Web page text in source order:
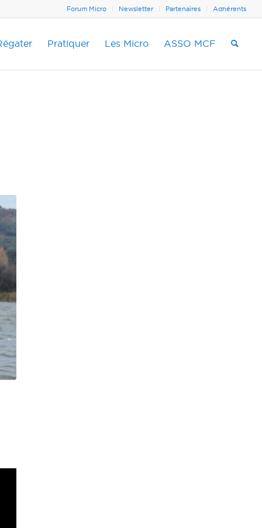
Forum Micro Newsletter Partenaires Adhérents
Pratiquer Les Micro ASSO MCF